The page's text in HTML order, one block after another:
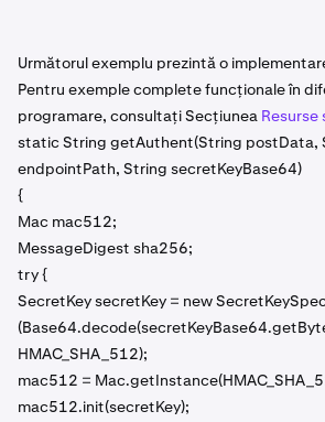
Următorul exemplu prezintă o
Pentru exemple complete funcționale în
programare, consultați Secțiunea
static String getAuthent(String postData,
endpointPath, String secretKeyBase64)
{
Mac mac512;
MessageDigest sha256;
try {
SecretKey secretKey = new SecretKeySpec
HMAC_SHA_512);
mac512 =
mac512.init(secretKey);